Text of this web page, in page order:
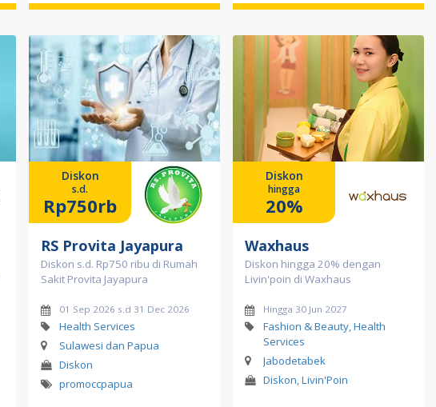
Diskon
s.d.
Rp750rb
RS Provita Jayapura
Diskon s.d. Rp750 ribu di Rumah
Sakit Provita Jayapura
01 Sep 2026 s.d 31 Dec 2026
Health Services
Sulawesi dan Papua
Diskon
promoccpapua
Diskon
hingga
20%
Waxhaus
Diskon hingga 20% dengan
Livin'poin di Waxhaus
Hingga 30 Jun 2027
Fashion & Beauty, Health
Services
Jabodetabek
Diskon, Livin'Poin